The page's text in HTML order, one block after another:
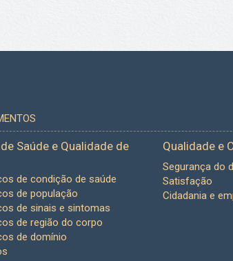
Saúde e Qualidade de
de condição de saúde
de população
de sinais e sintomas
de região do corpo
de domínio
Qualidade e
Segurança do
Satisfação
Cidadania e